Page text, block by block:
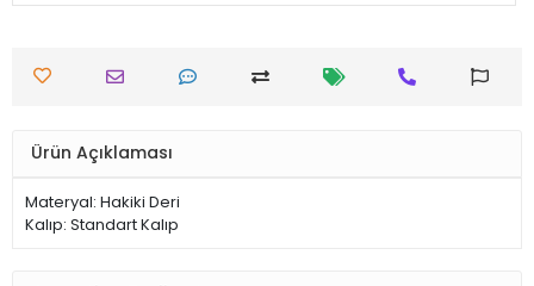
Ürün Açıklaması
Materyal: Hakiki Deri
Kalıp: Standart Kalıp